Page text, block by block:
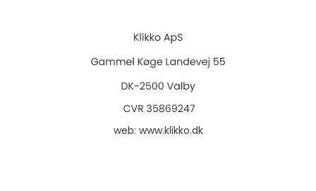
web: www.klikko.dk